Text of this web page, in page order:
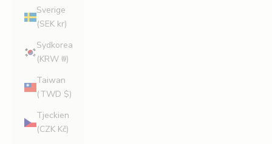
Sverige
(SEK kr)
Sydkorea
(KRW ₩)
Taiwan
(TWD $)
Tjeckien
(CZK Kč)